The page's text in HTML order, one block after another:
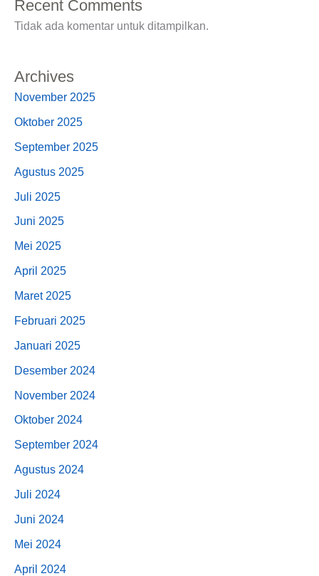
Recent Comments
Tidak ada komentar untuk ditampilkan.
Archives
November 2025
Oktober 2025
September 2025
Agustus 2025
Juli 2025
Juni 2025
Mei 2025
April 2025
Maret 2025
Februari 2025
Januari 2025
Desember 2024
November 2024
Oktober 2024
September 2024
Agustus 2024
Juli 2024
Juni 2024
Mei 2024
April 2024